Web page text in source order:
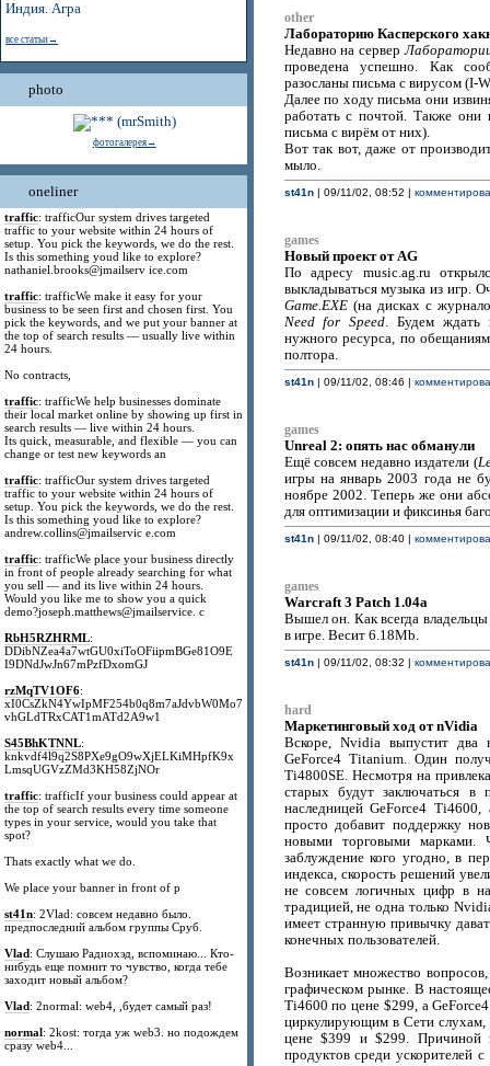
Индия. Агра
все статьи→
photo
фотогалерея→
oneliner
traffic: trafficOur system drives targeted
traffic to your website within 24 hours of
setup. You pick the keywords, we do the rest.
Is this something youd like to explore?
nathaniel.brooks@jmailserv ice.com
traffic: trafficWe make it easy for your
business to be seen first and chosen first. You
pick the keywords, and we put your banner at
the top of search results — usually live within
24 hours.
No contracts,
traffic: trafficWe help businesses dominate
their local market online by showing up first in
search results — live within 24 hours.
Its quick, measurable, and flexible — you can
change or test new keywords an
traffic: trafficOur system drives targeted
traffic to your website within 24 hours of
setup. You pick the keywords, we do the rest.
Is this something youd like to explore?
andrew.collins@jmailservic e.com
traffic: trafficWe place your business directly
in front of people already searching for what
you sell — and its live within 24 hours.
Would you like me to show you a quick
demo?joseph.matthews@jmailservice. c
RbH5RZHRML:
DDibNZea4a7wtGU0xiToOFiipmBGe81O9E
I9DNdJwJn67mPzfDxomGJ
rzMqTV1OF6:
xI0CsZkN4YwIpMF254b0q8m7aJdvbW0Mo7
vhGLdTRxCAT1mATd2A9w1
S45BhKTNNL:
knkvdf4l9q2S8PXe9gO9wXjELKiMHpfK9x
LmsqUGVzZMd3KH58ZjNOr
traffic: trafficIf your business could appear at
the top of search results every time someone
types in your service, would you take that
spot?
Thats exactly what we do.
We place your banner in front of p
st41n: 2Vlad: совсем недавно было.
предпоследний альбом группы Сруб.
Vlad: Слушаю Радиохэд, вспоминаю... Кто-
нибудь еще помнит то чувство, когда тебе
заходит новый альбом?
Vlad: 2normal: web4, ,будет самый раз!
normal: 2kost: тогда уж web3. но подождем
сразу web4...
other
Лабораторию Касперского
Недавно на сервер
проведена успешно. Как
разосланы письма с вирусом (I-
Далее по ходу письма они
работать с почтой. Также
письма с вирём от них).
Вот так вот, даже от
мыло.
st41n| 09/11/02, 08:52 |
games
Новый проект от AG
По адресу music.ag.ru
выкладываться музыка из игр.
Game.EXE(на дисках с
Need for Speed. Будем ждать
нужного ресурса, по
полтора.
st41n| 09/11/02, 08:46 |
games
Unreal 2: опять нас обманули
Ещё совсем недавно издатели (
игры на январь 2003 года не
ноябре 2002. Теперь же они
для оптимизации и фиксинья
st41n| 09/11/02, 08:40 |
games
Warcraft 3 Patch 1.04a
Вышел он. Как всегда
в игре. Весит 6.18Mb.
st41n| 09/11/02, 08:32 |
hard
Маркетинговый ход от nVidia
Вскоре, Nvidia выпустит два
GeForce4 Titanium. Один
Ti4800SE. Несмотря на
старых будут заключаться
наследницей GeForce4
просто добавит поддержку
новыми торговыми марками.
заблуждение кого угодно, в
индекса, скорость решений
не совсем логичных цифр в
традицией, не одна только
имеет странную привычку
конечных пользователей.
Возникает множество
графическом рынке. В
Ti4600 по цене $299, а
циркулирующим в Сети слухам,
цене $399 и $299. Причиной
продуктов среди ускорителей